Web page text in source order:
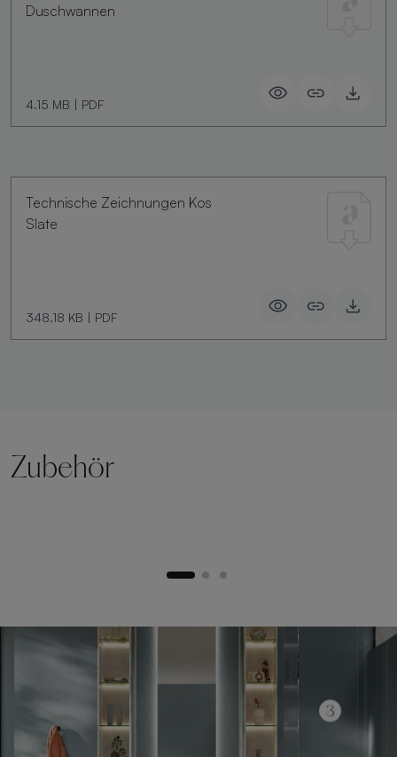
Duschwannen
4.15 MB | PDF
Technische Zeichnungen Kos
Slate
348.18 KB | PDF
Zubehör